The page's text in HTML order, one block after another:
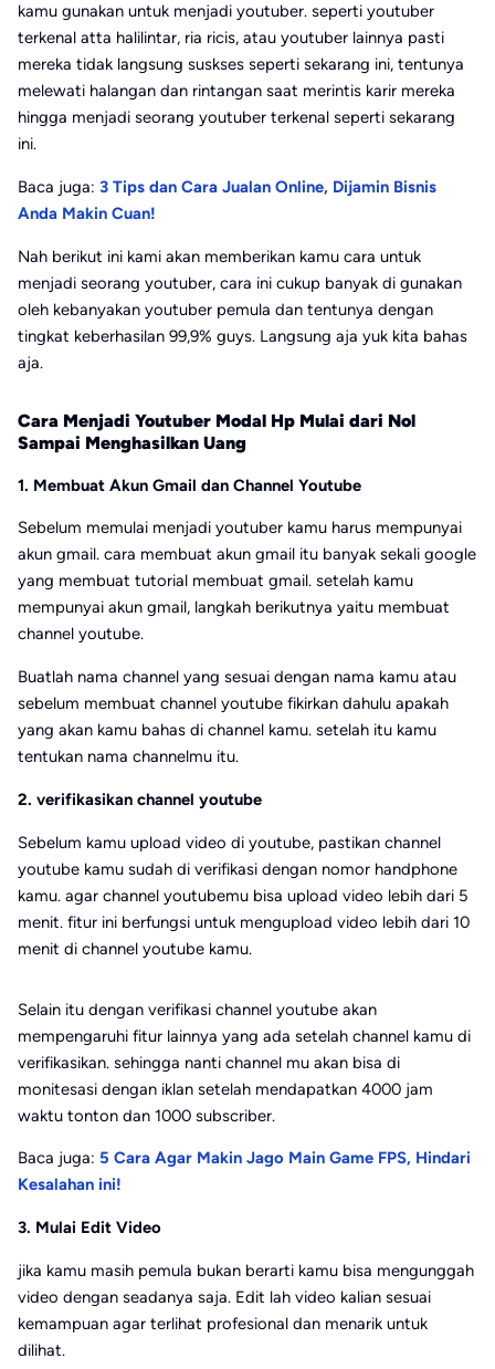
kamu gunakan untuk menjadi youtuber. seperti youtuber
terkenal atta halilintar, ria ricis, atau youtuber lainnya pasti
mereka tidak langsung suskses seperti sekarang ini, tentunya
melewati halangan dan rintangan saat merintis karir mereka
hingga menjadi seorang youtuber terkenal seperti sekarang
ini.
Baca juga: 3 Tips dan Cara Jualan Online, Dijamin Bisnis
Anda Makin Cuan!
Nah berikut ini kami akan memberikan kamu cara untuk
menjadi seorang youtuber, cara ini cukup banyak di gunakan
oleh kebanyakan youtuber pemula dan tentunya dengan
tingkat keberhasilan 99,9% guys. Langsung aja yuk kita bahas
aja.
Cara Menjadi Youtuber Modal Hp Mulai dari Nol
Sampai Menghasilkan Uang
1. Membuat Akun Gmail dan Channel Youtube
Sebelum memulai menjadi youtuber kamu harus mempunyai
akun gmail. cara membuat akun gmail itu banyak sekali google
yang membuat tutorial membuat gmail. setelah kamu
mempunyai akun gmail, langkah berikutnya yaitu membuat
channel youtube.
Buatlah nama channel yang sesuai dengan nama kamu atau
sebelum membuat channel youtube fikirkan dahulu apakah
yang akan kamu bahas di channel kamu. setelah itu kamu
tentukan nama channelmu itu.
2. verifikasikan channel youtube
Sebelum kamu upload video di youtube, pastikan channel
youtube kamu sudah di verifikasi dengan nomor handphone
kamu. agar channel youtubemu bisa upload video lebih dari 5
menit. fitur ini berfungsi untuk mengupload video lebih dari 10
menit di channel youtube kamu.
Selain itu dengan verifikasi channel youtube akan
mempengaruhi fitur lainnya yang ada setelah channel kamu di
verifikasikan. sehingga nanti channel mu akan bisa di
monitesasi dengan iklan setelah mendapatkan 4000 jam
waktu tonton dan 1000 subscriber.
Baca juga: 5 Cara Agar Makin Jago Main Game FPS, Hindari
Kesalahan ini!
3. Mulai Edit Video
jika kamu masih pemula bukan berarti kamu bisa mengunggah
video dengan seadanya saja. Edit lah video kalian sesuai
kemampuan agar terlihat profesional dan menarik untuk
dilihat.